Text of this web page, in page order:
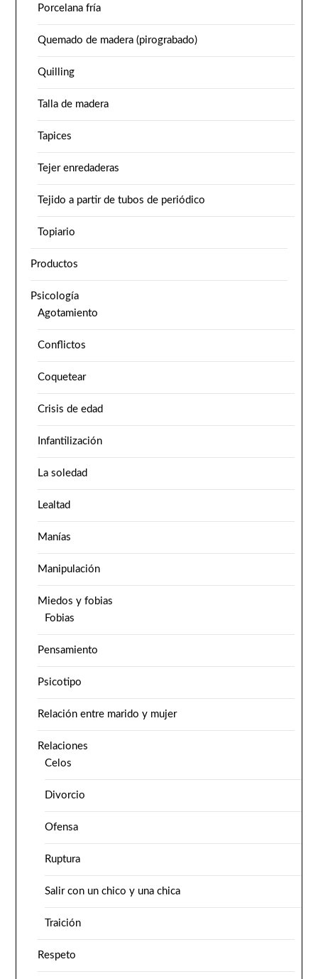
Porcelana fría
Quemado de madera (pirograbado)
Quilling
Talla de madera
Tapices
Tejer enredaderas
Tejido a partir de tubos de periódico
Topiario
Productos
Psicología
Agotamiento
Conflictos
Coquetear
Crisis de edad
Infantilización
La soledad
Lealtad
Manías
Manipulación
Miedos y fobias
Fobias
Pensamiento
Psicotipo
Relación entre marido y mujer
Relaciones
Celos
Divorcio
Ofensa
Ruptura
Salir con un chico y una chica
Traición
Respeto